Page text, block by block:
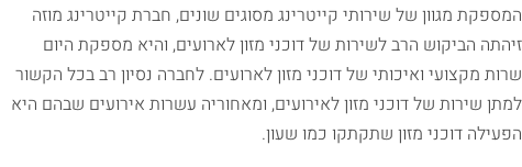
המספקת מגוון של שירותי קייטרינג מסוגים שונים, חברת קייטרינג מוזה
זיהתה הביקוש הרב לשירות של דוכני מזון לארועים, והיא מספקת היום
שרות מקצועי ואיכותי של דוכני מזון לארועים. לחברה נסיון רב בכל הקשור
למתן שירות של דוכני מזון לאירועים, ומאחוריה עשרות אירועים שבהם היא
הפעילה דוכני מזון שתקתקו כמו שעון.